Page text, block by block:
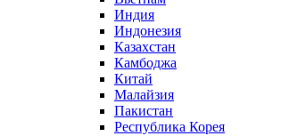
Индия
Индонезия
Казахстан
Камбоджа
Китай
Малайзия
Пакистан
Республика Корея